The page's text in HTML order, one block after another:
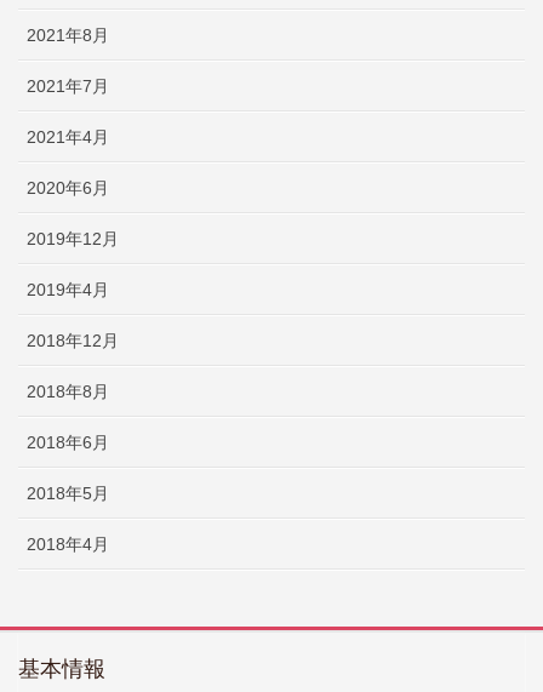
2021年8月
2021年7月
2021年4月
2020年6月
2019年12月
2019年4月
2018年12月
2018年8月
2018年6月
2018年5月
2018年4月
基本情報